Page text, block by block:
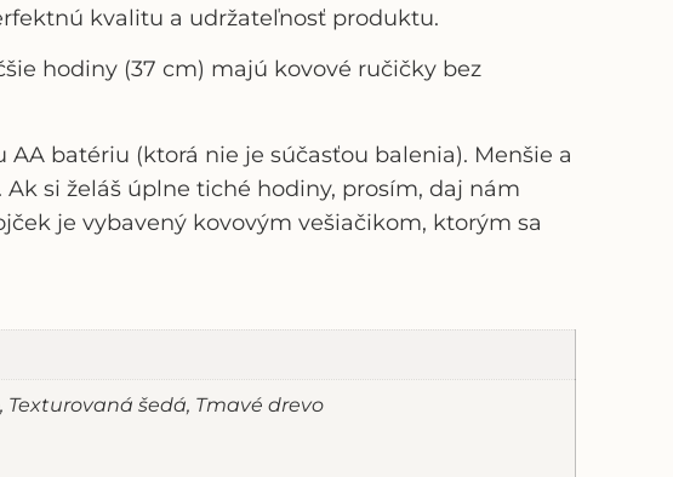
kvalitu a udržateľnosť produktu.
hodiny (37 cm) majú kovové ručičky bez
batériu (ktorá nie je súčasťou balenia). Menšie a
si želáš úplne tiché hodiny, prosím, daj nám
je vybavený kovovým vešiačikom, ktorým sa
Texturovaná šedá, Tmavé drevo